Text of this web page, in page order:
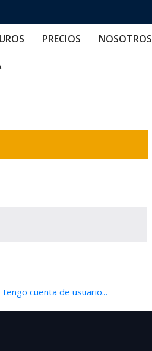
PRECIOS NOSOTROS
tengo cuenta de usuario...